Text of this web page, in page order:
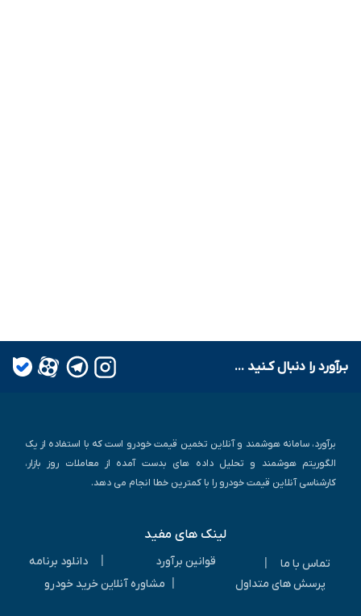
بـرآورد را دنبال کـنید ...
برآورد، سامانه هوشمند و آنلاین تخمین قیمت خودرو است که با استفاده از یک
الگوریتم هوشمند و تحلیل داده های بدست آمده از معاملات روز بازار،
کارشناسی آنلاین قیمت خودرو را با کمترین خطا انجام می دهد.
لینک های مفید
تماس با ما قوانین برآورد
دانلود برنامه
پرسش های متداول
مشاوره آنلاین خرید خودرو